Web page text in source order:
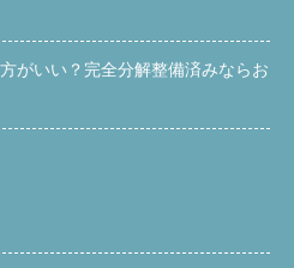
がいい？完全分解整備済みならお